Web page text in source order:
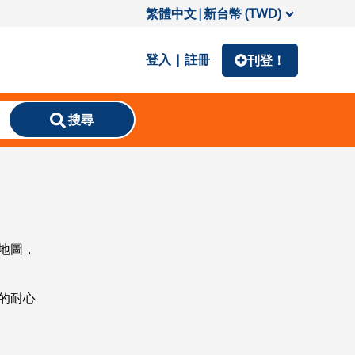
繁體中文|新台幣 (TWD)
登入 | 註冊 刊登！
搜尋
圖，
耐心